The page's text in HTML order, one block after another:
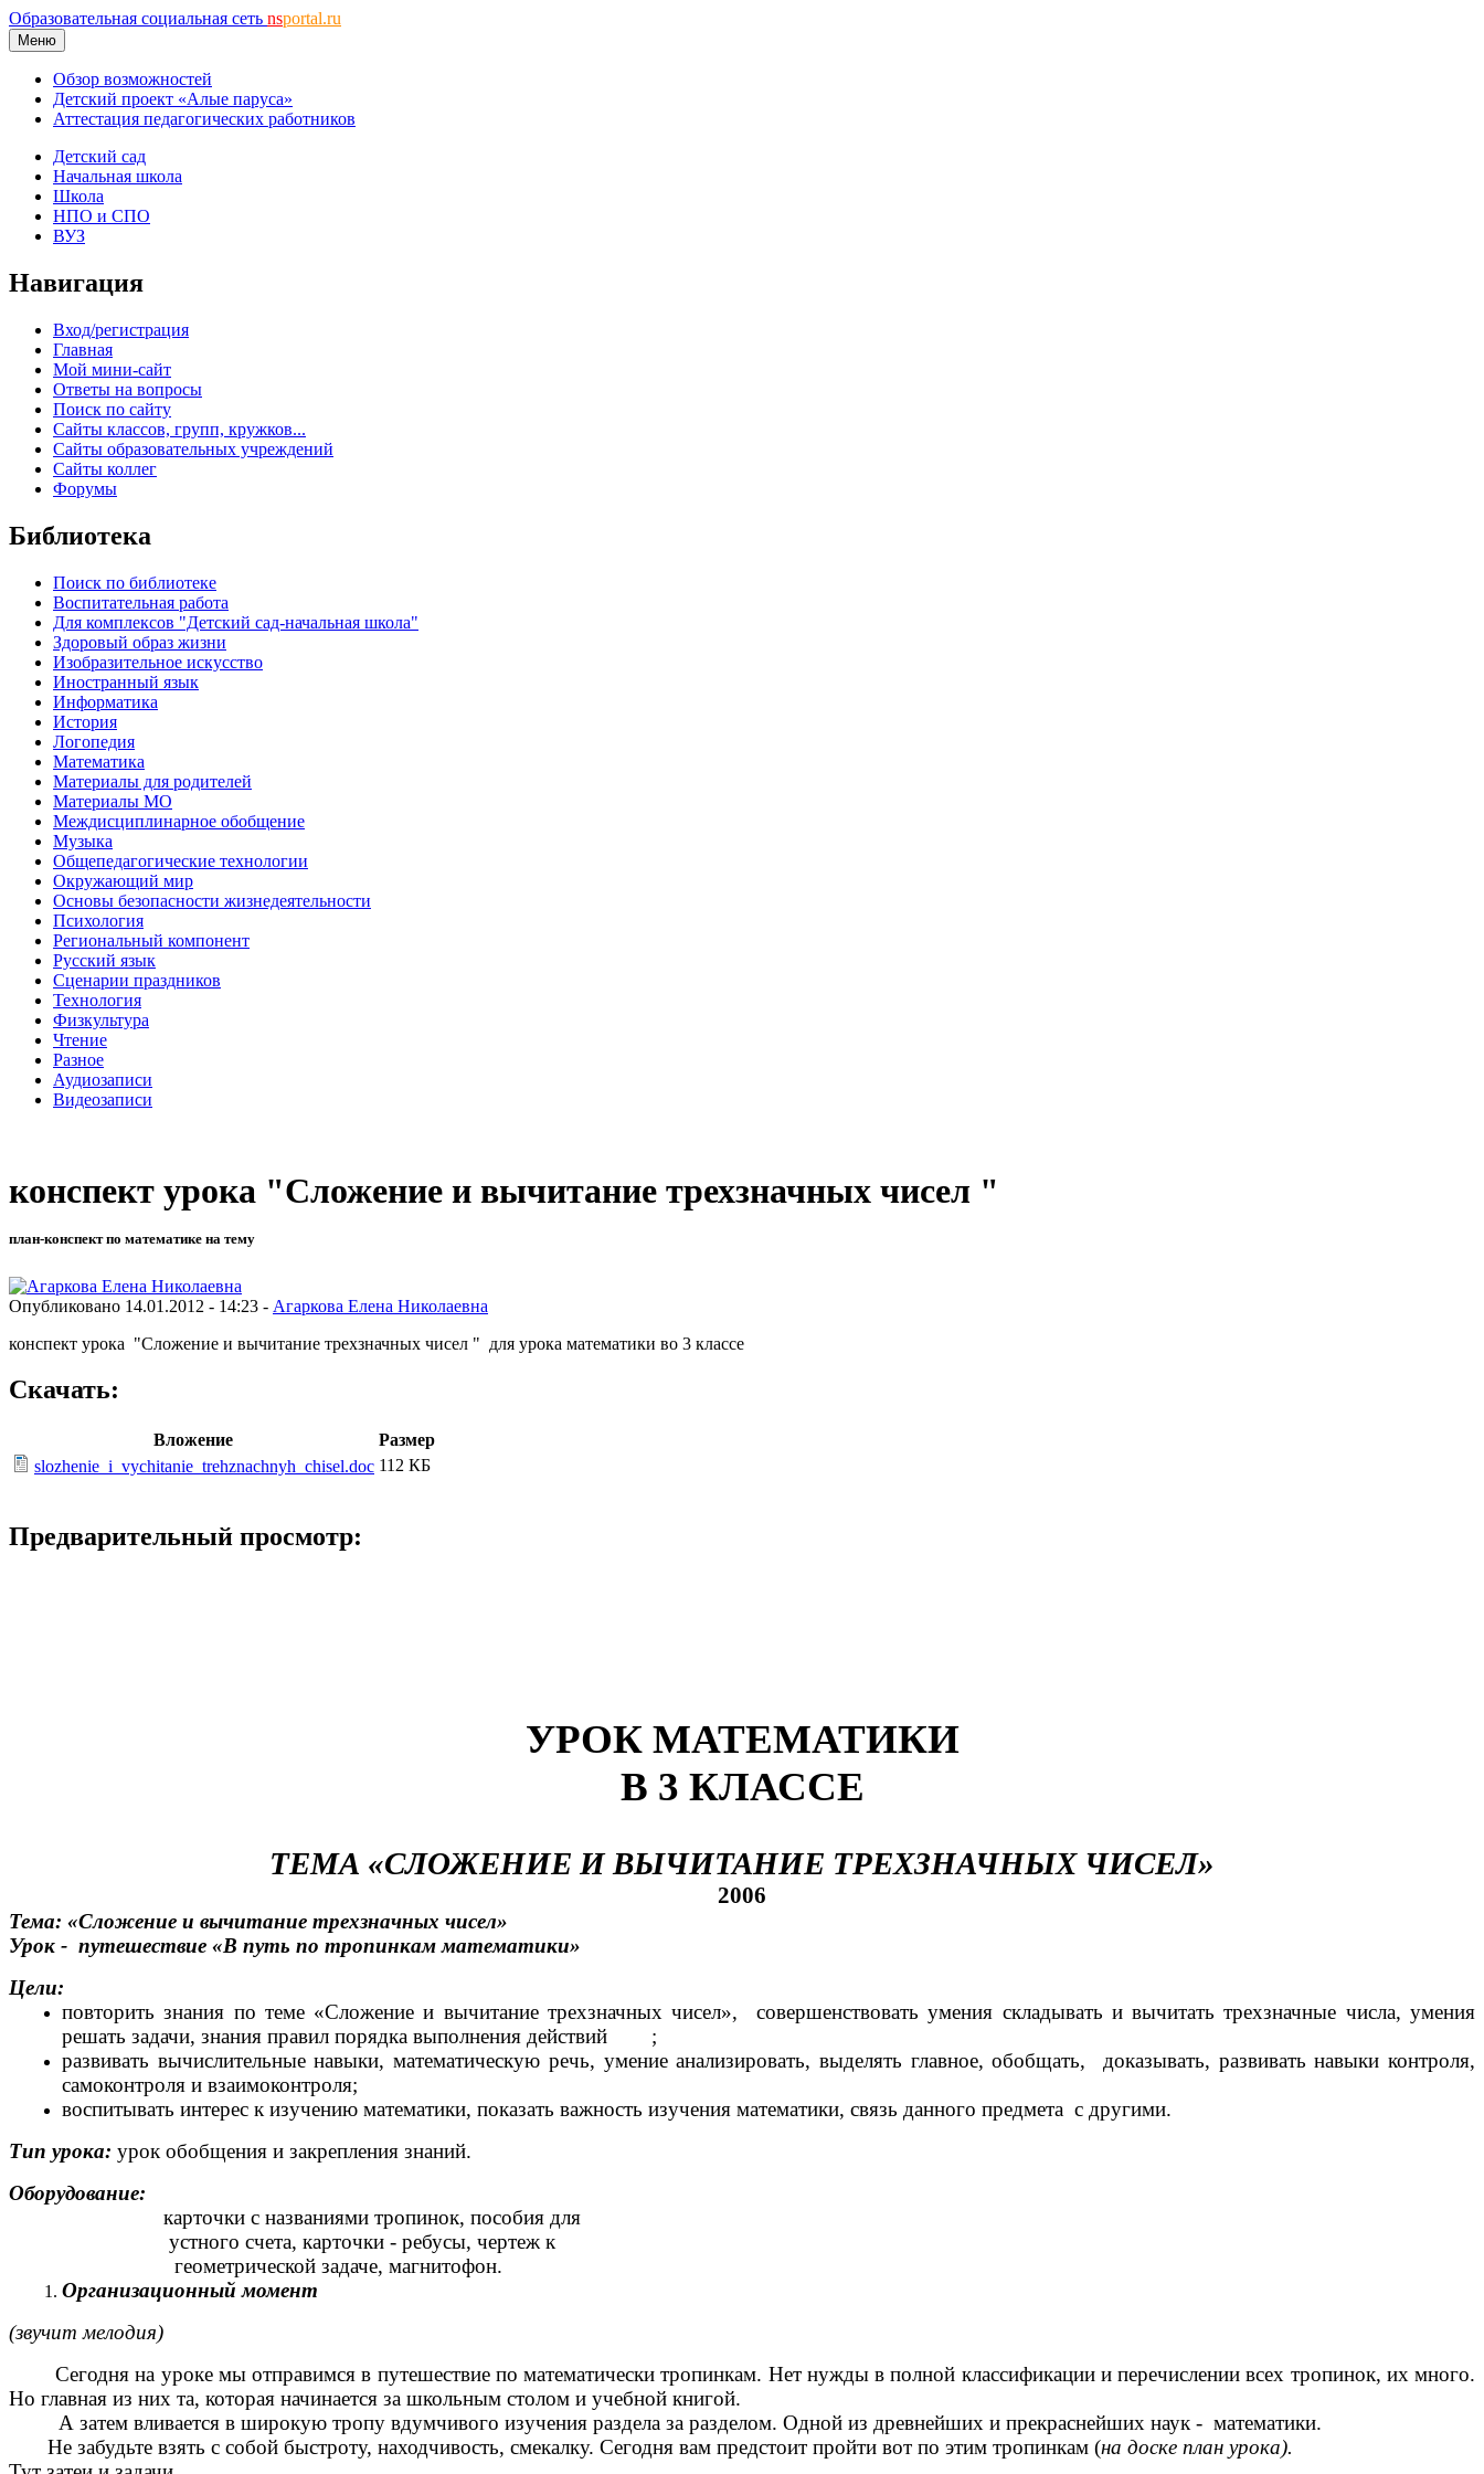
Образовательная социальная сеть nsportal.ru
Меню
Обзор возможностей
Детский проект «Алые паруса»
Аттестация педагогических работников
Детский сад
Начальная школа
Школа
НПО и СПО
ВУЗ
Навигация
Вход/регистрация
Главная
Мой мини-сайт
Ответы на вопросы
Поиск по сайту
Сайты классов, групп, кружков...
Сайты образовательных учреждений
Сайты коллег
Форумы
Библиотека
Поиск по библиотеке
Воспитательная работа
Для комплексов "Детский сад-начальная школа"
Здоровый образ жизни
Изобразительное искусство
Иностранный язык
Информатика
История
Логопедия
Математика
Материалы для родителей
Материалы МО
Междисциплинарное обобщение
Музыка
Общепедагогические технологии
Окружающий мир
Основы безопасности жизнедеятельности
Психология
Региональный компонент
Русский язык
Сценарии праздников
Технология
Физкультура
Чтение
Разное
Аудиозаписи
Видеозаписи
конспект урока "Сложение и вычитание трехзначных чисел "
план-конспект по математике на тему
Опубликовано 14.01.2012 - 14:23 - Агаркова Елена Николаевна
конспект урока "Сложение и вычитание трехзначных чисел " для урока математики во 3 классе
Скачать:
Вложение
Размер
slozhenie_i_vychitanie_trehznachnyh_chisel.doc 112 КБ
Предварительный просмотр:
УРОК МАТЕМАТИКИ
В 3 КЛАССЕ
ТЕМА «СЛОЖЕНИЕ И ВЫЧИТАНИЕ ТРЕХЗНАЧНЫХ ЧИСЕЛ»
2006
Тема: «Сложение и вычитание трехзначных чисел»
Урок - путешествие «В путь по тропинкам математики»
Цели:
повторить знания по теме «Сложение и вычитание трехзначных чисел», совершенствовать умения складывать и вычитать трехзначные числа, умения
решать задачи, знания правил порядка выполнения действий ;
развивать вычислительные навыки, математическую речь, умение анализировать, выделять главное, обобщать, доказывать, развивать навыки контроля,
самоконтроля и взаимоконтроля;
воспитывать интерес к изучению математики, показать важность изучения математики, связь данного предмета с другими.
Тип урока: урок обобщения и закрепления знаний.
Оборудование:
карточки с названиями тропинок, пособия для
устного счета, карточки - ребусы, чертеж к
геометрической задаче, магнитофон.
Организационный момент
(звучит мелодия)
Сегодня на уроке мы отправимся в путешествие по математически тропинкам. Нет нужды в полной классификации и перечислении всех тропинок, их много.
Но главная из них та, которая начинается за школьным столом и учебной книгой.
А затем вливается в широкую тропу вдумчивого изучения раздела за разделом. Одной из древнейших и прекраснейших наук - математики.
Не забудьте взять с собой быстроту, находчивость, смекалку. Сегодня вам предстоит пройти вот по этим тропинкам (на доске план урока).